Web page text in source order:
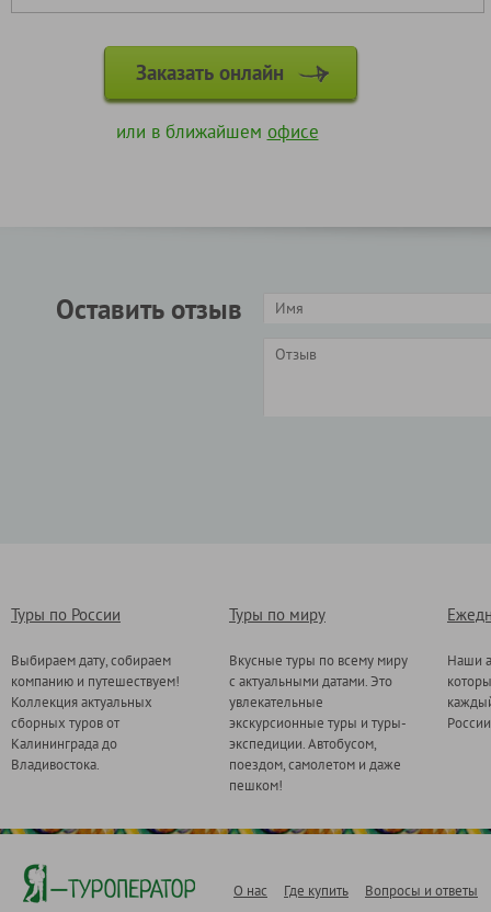
Заказать онлайн
или в ближайшем офисе
Оставить отзыв
Туры по России
Выбираем дату, собираем
компанию и путешествуем!
Коллекция актуальных
сборных туров от
Калининграда до
Владивостока.
Туры по миру
Вкусные туры по всему миру
с актуальными датами. Это
увлекательные
экскурсионные туры и туры-
экспедиции. Автобусом,
поездом, самолетом и даже
пешком!
Наши
О нас Где купить Вопросы и ответы